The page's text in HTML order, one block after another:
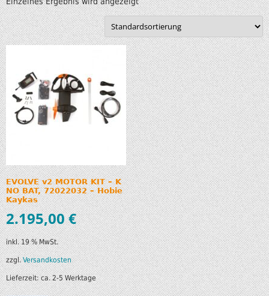
EVOLVE v2 MOTOR KIT – K
NO BAT, 72022032 – Hobie
Kaykas
2.195,00€
inkl. 19 % MwSt.
zzgl.Versandkosten
Lieferzeit:ca. 2-5 Werktage